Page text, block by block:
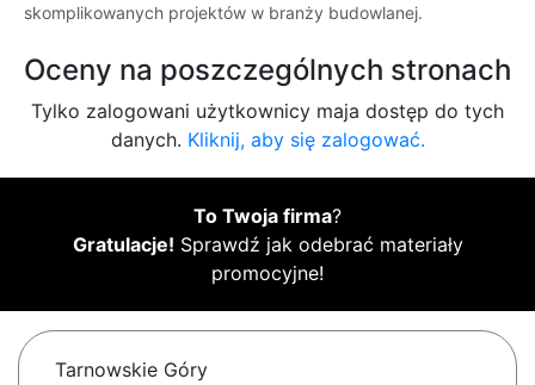
skomplikowanych projektów w branży budowlanej.
Oceny na poszczególnych stronach
Tylko zalogowani użytkownicy maja dostęp do tych
danych. Kliknij, aby się zalogować.
To Twoja firma?
Gratulacje! Sprawdź jak odebrać materiały
promocyjne!
Tarnowskie Góry